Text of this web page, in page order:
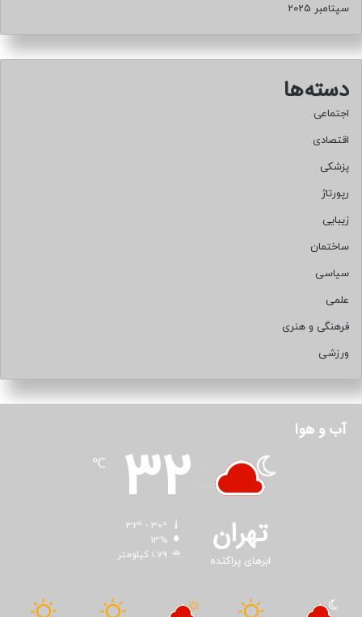
سپتامبر 2025
دسته‌ها
اجتماعی
اقتصادی
پزشکی
رپورتاژ
زیبایی
ساختمان
سیاسی
علمی
فرهنگی و هنری
ورزشی
آب و هوا
تهران
ابرهای پراکنده
32
℃
13%
1.79 کیلومتر